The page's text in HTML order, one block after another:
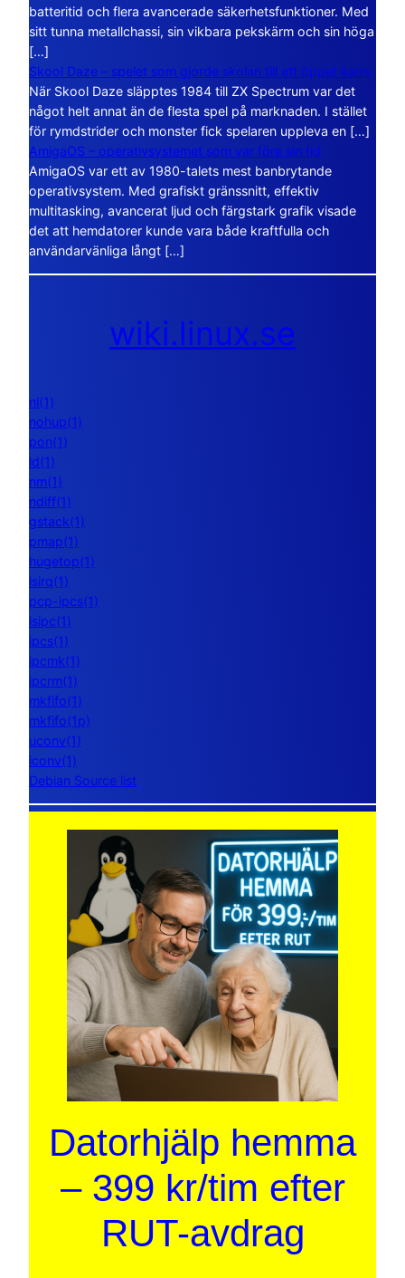
batteritid och flera avancerade säkerhetsfunktioner. Med
sitt tunna metallchassi, sin vikbara pekskärm och sin höga
[…]
Skool Daze – spelet som gjorde skolan till ett öppet kaos
När Skool Daze släpptes 1984 till ZX Spectrum var det
något helt annat än de flesta spel på marknaden. I stället
för rymdstrider och monster fick spelaren uppleva en […]
AmigaOS – operativsystemet som var före sin tid
AmigaOS var ett av 1980-talets mest banbrytande
operativsystem. Med grafiskt gränssnitt, effektiv
multitasking, avancerat ljud och färgstark grafik visade
det att hemdatorer kunde vara både kraftfulla och
användarvänliga långt […]
wiki.linux.se
nl(1)
nohup(1)
pon(1)
ld(1)
nm(1)
ndiff(1)
gstack(1)
pmap(1)
hugetop(1)
lsirq(1)
pcp-ipcs(1)
lsipc(1)
ipcs(1)
ipcmk(1)
ipcrm(1)
mkfifo(1)
mkfifo(1p)
uconv(1)
iconv(1)
Debian Source list
Datorhjälp hemma
– 399 kr/tim efter
RUT-avdrag